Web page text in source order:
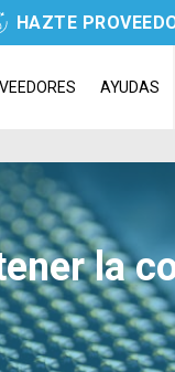
HAZTE
AYUDAS
la